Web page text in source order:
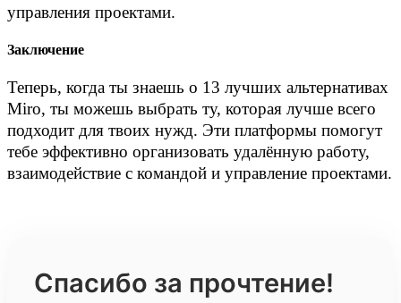
управления проектами.
Заключение
Теперь, когда ты знаешь о 13 лучших альтернативах
Miro, ты можешь выбрать ту, которая лучше всего
подходит для твоих нужд. Эти платформы помогут
тебе эффективно организовать удалённую работу,
взаимодействие с командой и управление проектами.
Спасибо за прочтение!